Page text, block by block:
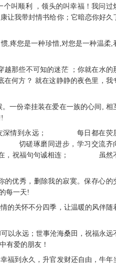
个叫顺利 ，领头的叫幸福！我问过
让我带封情书给你；它暗恋你好久
,疼您是一种珍惜,对您是一种温柔,
越那些不可知的迷茫 ；你就在水的
在何方？ 就在这静静的夜色里，我
一份牵挂装在爱在一族的心间, 相
友深情到永远； 每日都在荧
磋琢磨同进步，学习交流齐
，祝福句句诚相连； 虽然
的优秀，删除我的寂寞。保存心的
每一天!
的关怀不分四季，让温暖的风伴随
以永远；世事沧海桑田，祝福永远
有爱的朋友！
福到永久，升官发财还自由，牛年